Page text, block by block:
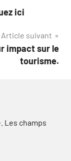
ici
Article suivant
impact sur le
tourisme.
Les champs